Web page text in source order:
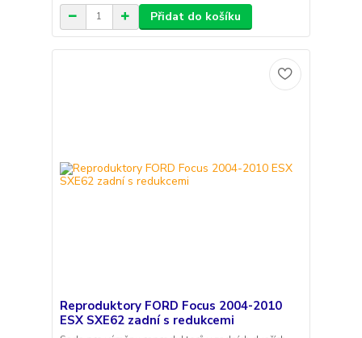
Přidat do košíku
Reproduktory FORD Focus 2004-2010
ESX SXE62 zadní s redukcemi